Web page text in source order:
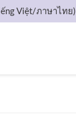
Việt/ภาษาไทย)